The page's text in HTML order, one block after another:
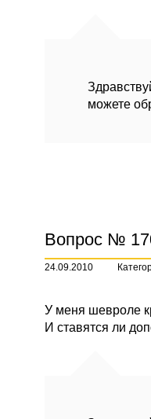
можете
Вопрос №
24.09.2010
У меня шевроле
И ставятся ли